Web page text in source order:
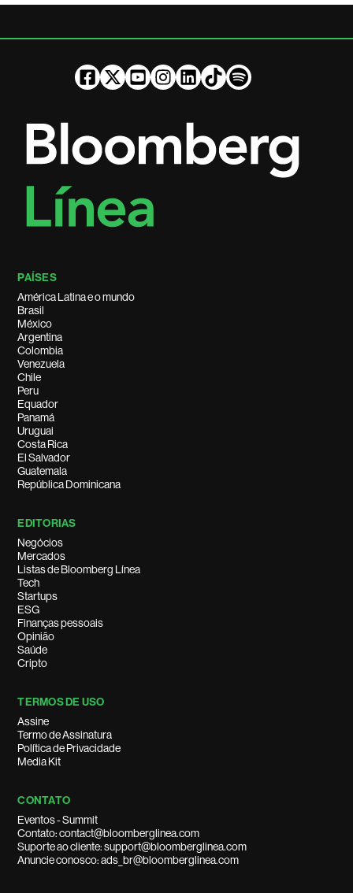
PAÍSES
América Latina e o mundo
Brasil
México
Argentina
Colombia
Venezuela
Chile
Peru
Equador
Panamá
Uruguai
Costa Rica
El Salvador
Guatemala
República Dominicana
EDITORIAS
Negócios
Mercados
Listas de Bloomberg Línea
Tech
Startups
ESG
Finanças pessoais
Opinião
Saúde
Cripto
TERMOS DE USO
Assine
Termo de Assinatura
Política de Privacidade
Media Kit
CONTATO
Eventos - Summit
Contato: contact@bloomberglinea.com
Suporte ao cliente: support@bloomberglinea.com
Anuncie conosco: ads_br@bloomberglinea.com